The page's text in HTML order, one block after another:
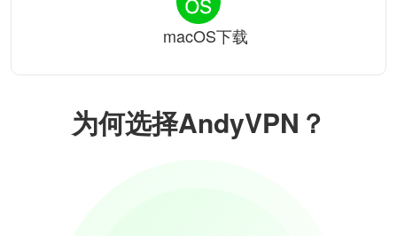
为何选择AndyVPN？
macOS下载